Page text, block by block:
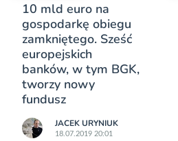
10 mld euro na
gospodarkę obiegu
zamkniętego. Sześć
europejskich
banków, w tym BGK,
tworzy nowy
fundusz
JACEK URYNIUK
18.07.2019 20:01